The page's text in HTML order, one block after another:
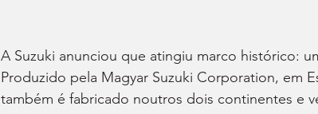
A Suzuki anunciou que atingiu marco histórico:
Produzido pela Magyar Suzuki Corporation, em
também é fabricado noutros dois continentes e